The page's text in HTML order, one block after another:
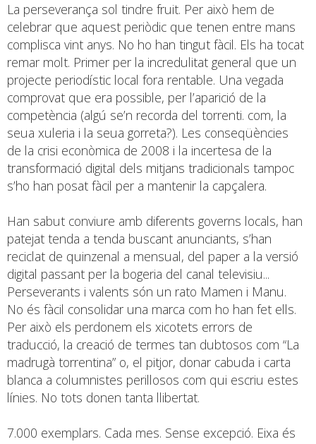
La perseverança sol tindre fruit. Per això hem de
celebrar que aquest periòdic que tenen entre mans
complisca vint anys. No ho han tingut fàcil. Els ha tocat
remar molt. Primer per la incredulitat general que un
projecte periodístic local fora rentable. Una vegada
comprovat que era possible, per l’aparició de la
competència (algú se’n recorda del torrenti. com, la
seua xuleria i la seua gorreta?). Les conseqüències
de la crisi econòmica de 2008 i la incertesa de la
transformació digital dels mitjans tradicionals tampoc
s’ho han posat fàcil per a mantenir la capçalera.
Han sabut conviure amb diferents governs locals, han
patejat tenda a tenda buscant anunciants, s’han
reciclat de quinzenal a mensual, del paper a la versió
digital passant per la bogeria del canal televisiu...
Perseverants i valents són un rato Mamen i Manu.
No és fàcil consolidar una marca com ho han fet ells.
Per això els perdonem els xicotets errors de
traducció, la creació de termes tan dubtosos com “La
madrugà torrentina” o, el pitjor, donar cabuda i carta
blanca a columnistes perillosos com qui escriu estes
línies. No tots donen tanta llibertat.
7.000 exemplars. Cada mes. Sense excepció. Eixa és